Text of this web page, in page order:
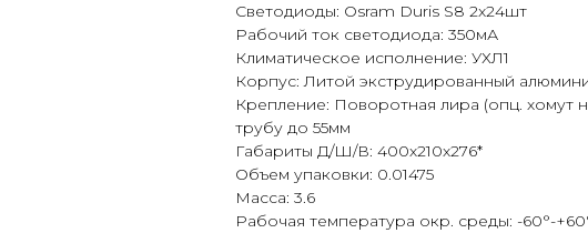
Светодиоды: Osram Duris S8 2x24шт
Рабочий ток светодиода: 350мА
Климатическое исполнение: УХЛ1
Корпус: Литой экструдированный
Крепление: Поворотная лира (опц. хомут
трубу до 55мм
Габариты Д/Ш/В: 400х210х276*
Объем упаковки: 0.01475
Масса: 3.6
Рабочая температура окр. среды: -60°-